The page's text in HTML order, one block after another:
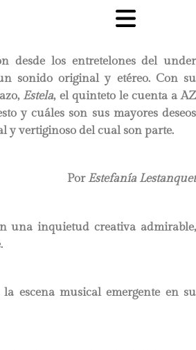
desde los entretelones del under
sonido original y etéreo. Con su
Estela, el quinteto le cuenta a AZ
y cuáles son sus mayores deseos
y vertiginoso del cual son parte.
Por Estefanía Lestanquet
una inquietud creativa admirable,
escena musical emergente en su